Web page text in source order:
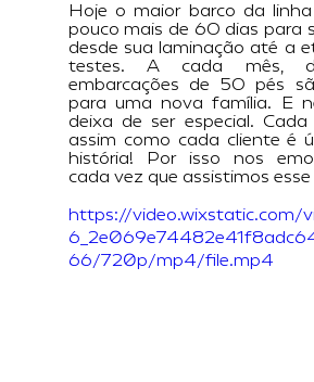
Hoje o maior barco da
pouco mais de 60 dias para
desde sua laminação até a
testes. A cada mês,
embarcações de 50 pés
para uma nova família. E
deixa de ser especial. Cada
assim como cada cliente é
história! Por isso nos
cada vez que assistimos esse
https://video.wixstatic.com/
66/720p/mp4/file.mp4